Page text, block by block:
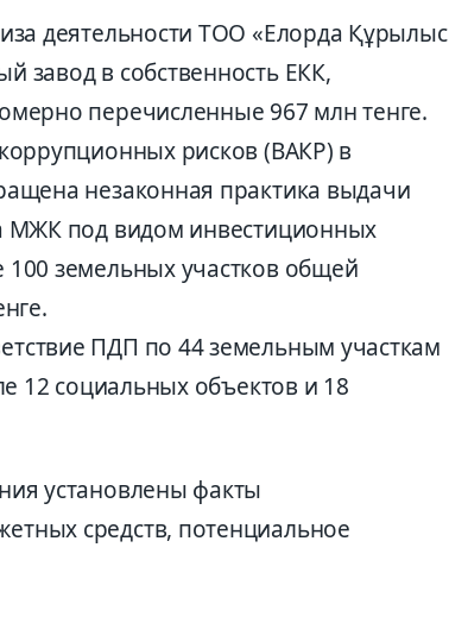
деятельности ТОО «Елорда Құрылыс
завод в собственность ЕКК,
перечисленные 967 млн тенге.
рисков (ВАКР) в
незаконная практика выдачи
МЖК под видом инвестиционных
земельных участков общей
ПДП по 44 земельным участкам
12 социальных объектов и 18
установлены факты
средств, потенциальное